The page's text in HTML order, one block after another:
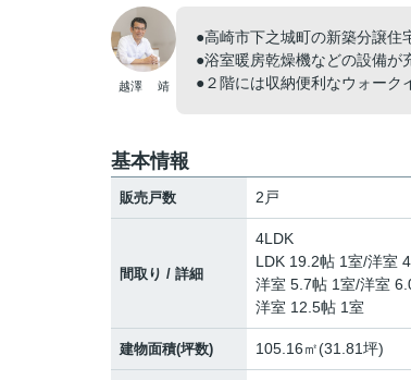
越澤 靖
●高崎市下之城町の新築分譲住
●浴室暖房乾燥機などの設備が
●２階には収納便利なウォーク
基本情報
販売戸数 2戸
間取り / 詳細
4LDK
LDK 19.2帖 1室/洋室
洋室 5.7帖 1室/洋室
洋室 12.5帖 1室
建物面積(坪数) 105.16㎡(31.81坪)